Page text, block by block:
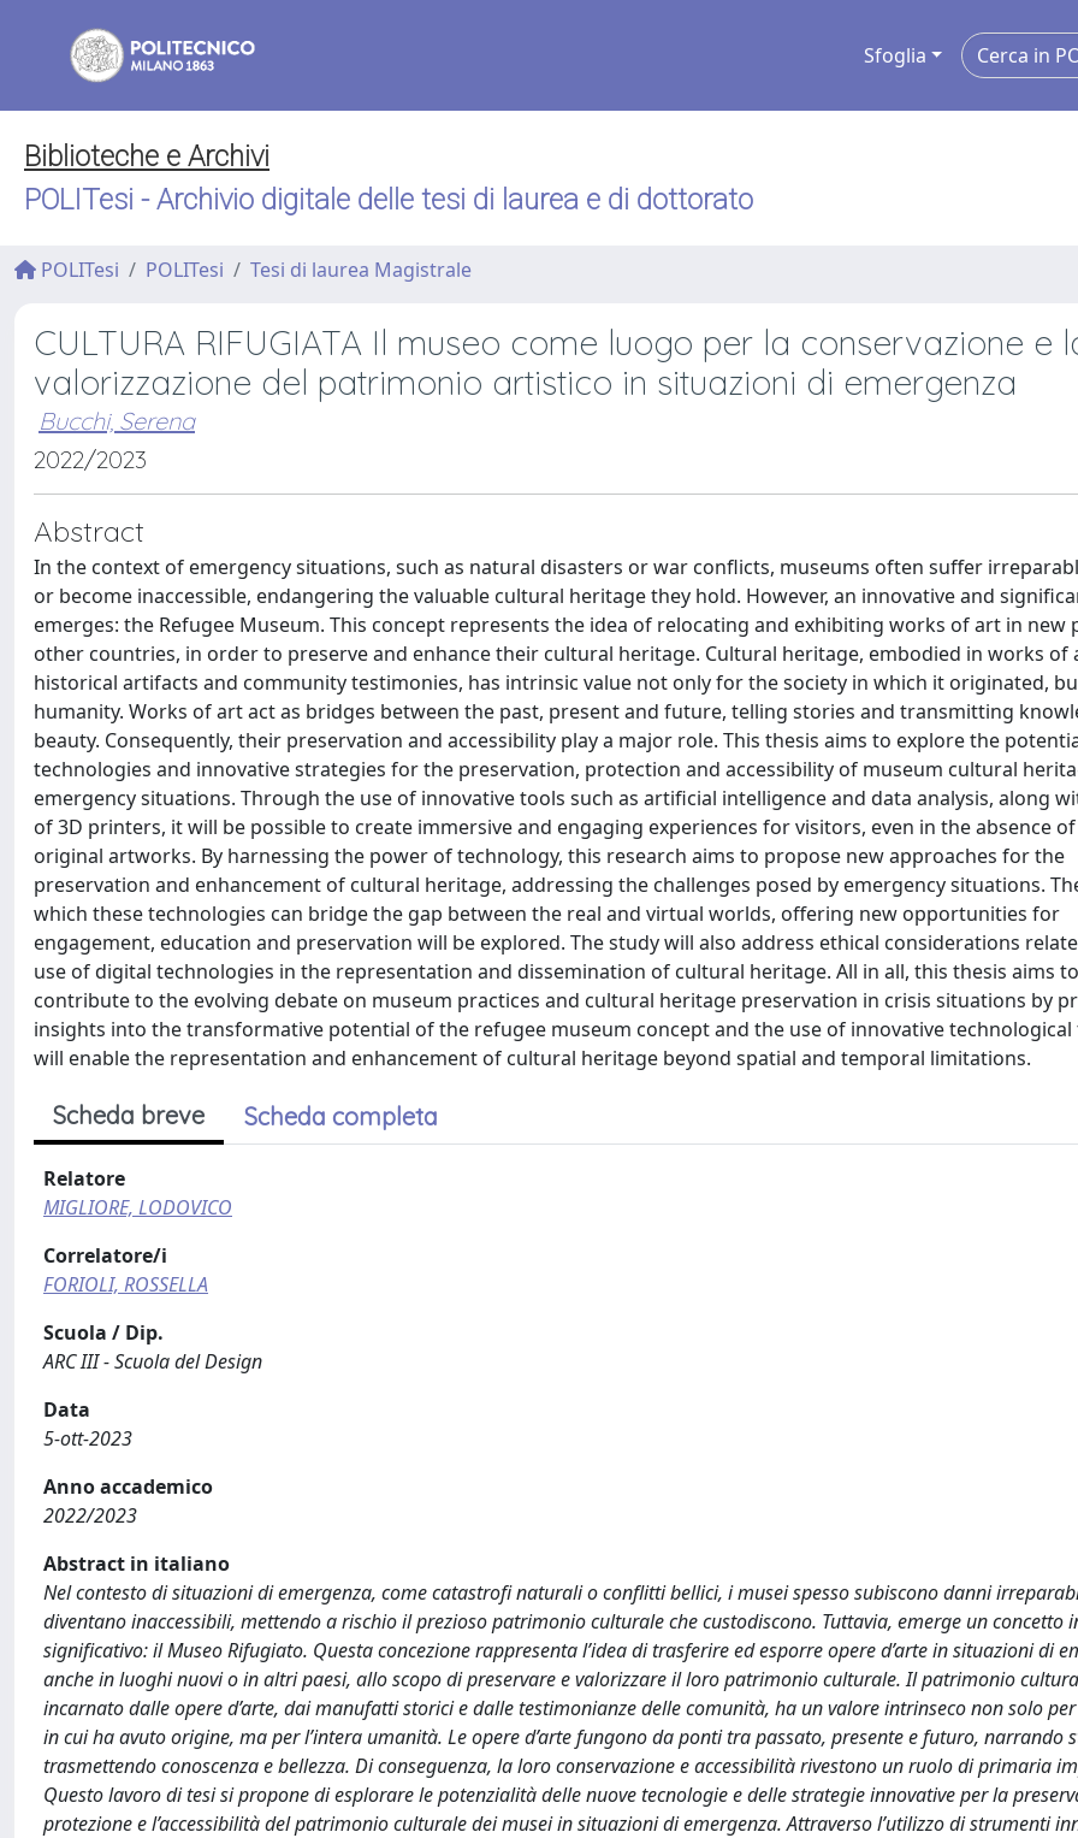
Sfoglia
Biblioteche e Archivi
POLITesi - Archivio digitale delle tesi di laurea e di dottorato
POLITesi POLITesi Tesi di laurea Magistrale
CULTURA RIFUGIATA Il museo come luogo per la conservazione e
valorizzazione del patrimonio artistico in situazioni di emergenza
Bucchi, Serena
2022/2023
Abstract
In the context of emergency situations, such as natural disasters or war conflicts, museums often suffer
or become inaccessible, endangering the valuable cultural heritage they hold. However, an innovative and
emerges: the Refugee Museum. This concept represents the idea of relocating and exhibiting works of art in new
other countries, in order to preserve and enhance their cultural heritage. Cultural heritage, embodied in works of
historical artifacts and community testimonies, has intrinsic value not only for the society in which it originated,
humanity. Works of art act as bridges between the past, present and future, telling stories and transmitting
beauty. Consequently, their preservation and accessibility play a major role. This thesis aims to explore the
technologies and innovative strategies for the preservation, protection and accessibility of museum cultural
emergency situations. Through the use of innovative tools such as artificial intelligence and data analysis, along
of 3D printers, it will be possible to create immersive and engaging experiences for visitors, even in the absence
original artworks. By harnessing the power of technology, this research aims to propose new approaches for the
preservation and enhancement of cultural heritage, addressing the challenges posed by emergency situations.
which these technologies can bridge the gap between the real and virtual worlds, offering new opportunities for
engagement, education and preservation will be explored. The study will also address ethical considerations
use of digital technologies in the representation and dissemination of cultural heritage. All in all, this thesis aims to
contribute to the evolving debate on museum practices and cultural heritage preservation in crisis situations by
insights into the transformative potential of the refugee museum concept and the use of innovative
will enable the representation and enhancement of cultural heritage beyond spatial and temporal limitations.
Scheda breve Scheda completa
Relatore
MIGLIORE, LODOVICO
Correlatore/i
FORIOLI, ROSSELLA
Scuola / Dip.
ARC III - Scuola del Design
Data
5-ott-2023
Anno accademico
2022/2023
Abstract in italiano
Nel contesto di situazioni di emergenza, come catastrofi naturali o conflitti bellici, i musei spesso subiscono danni
diventano inaccessibili, mettendo a rischio il prezioso patrimonio culturale che custodiscono. Tuttavia, emerge un concetto
significativo: il Museo Rifugiato. Questa concezione rappresenta l’idea di trasferire ed esporre opere d’arte in situazioni di
anche in luoghi nuovi o in altri paesi, allo scopo di preservare e valorizzare il loro patrimonio culturale. Il patrimonio
incarnato dalle opere d’arte, dai manufatti storici e dalle testimonianze delle comunità, ha un valore intrinseco non solo
in cui ha avuto origine, ma per l’intera umanità. Le opere d’arte fungono da ponti tra passato, presente e futuro, narrando
trasmettendo conoscenza e bellezza. Di conseguenza, la loro conservazione e accessibilità rivestono un ruolo di primaria
Questo lavoro di tesi si propone di esplorare le potenzialità delle nuove tecnologie e delle strategie innovative per la
protezione e l’accessibilità del patrimonio culturale dei musei in situazioni di emergenza. Attraverso l’utilizzo di strumenti